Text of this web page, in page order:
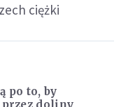
ciężki
po to, by
przez doliny